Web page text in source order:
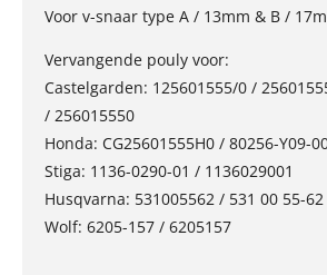
Voor v-snaar type A / 13mm & B /
Vervangende pouly voor:
Castelgarden: 125601555/0 /
/ 256015550
Honda: CG25601555H0 / 80256-Y09-
Stiga: 1136-0290-01 / 1136029001
Husqvarna: 531005562 / 531 00 55-62
Wolf: 6205-157 / 6205157